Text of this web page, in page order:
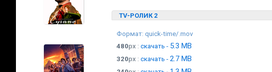
TV-РОЛИК 2
Формат: quick-time/.mov
480px : скачать - 5.3 MB
320px : скачать - 2.7 MB